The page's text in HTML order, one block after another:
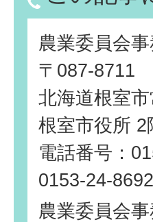
農業委員会
〒087-8711
北海道根室
根室市役所 2
電話番号：
0153-24-8692
農業委員会